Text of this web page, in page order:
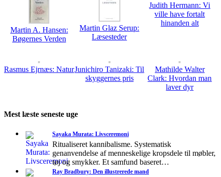
Martin A. Hansen:
Bøgernes Verden
Martin Glaz Serup:
Læsesteder
Judith Hermann: Vi
ville have fortalt
hinanden alt
Rasmus Ejrnæs: NaturJunichiro Tanizaki: Til
skyggernes pris
Mathilde Walter
Clark: Hvordan man
laver dyr
Mest læste seneste uge
Sayaka Murata: Livsceremoni
Ritualiseret kannibalisme. Systematisk
genanvendelse af menneskelige kropsdele til møbler,
tøj og smykker. Et samfund baseret…
Ray Bradbury: Den illustrerede mand